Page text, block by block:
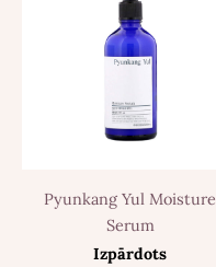
Pyunkang Yul Moisture
Serum
Izpārdots